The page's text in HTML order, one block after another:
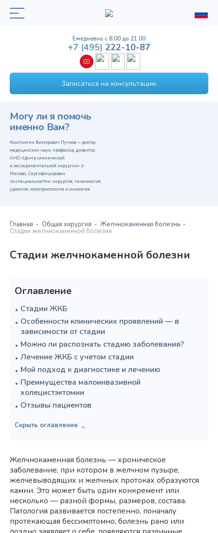
Ежедневно с 8.00 до 21.00
Записаться на консультацию
+7 (495) 222-10-87
Могу ли я помочь
именно Вам?
Константин Викторович Пучков — доктор
медицинских наук, профессор, директор
АНО «Центр клинической
и экспериментальной хирургии» (г.
Москва). Сертифицирован
по специальностям: хирургия, гинекология,
урология, колопроктология и онкология
Главная Общая хирургия Желчнокаменная болезнь
Стадии желчнокаменной болезни
Стадии желчнокаменной болезни
Оглавление
Стадии ЖКБ
Особенности клинических проявлений — в
зависимости от стадии
Можно ли распознать стадию заболевания?
Лечение ЖКБ с учетом стадии
Мой подход к диагностике и лечению
Преимущества малоинвазивной
холецистэктомии
Отзывы пациентов
Желчнокаменная болезнь — хроническое
заболевание, при котором в желчном пузыре,
желчевыводящих и желчных протоках образуются
камни. Это может быть один конкремент или
несколько — разной формы, размеров, состава.
Патология развивается постепенно, поначалу
протекающая бессимптомно, болезнь рано или